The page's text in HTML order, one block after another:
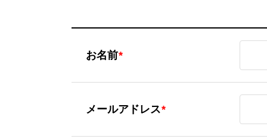
お名前*
お名前
メールアドレス*
メールア